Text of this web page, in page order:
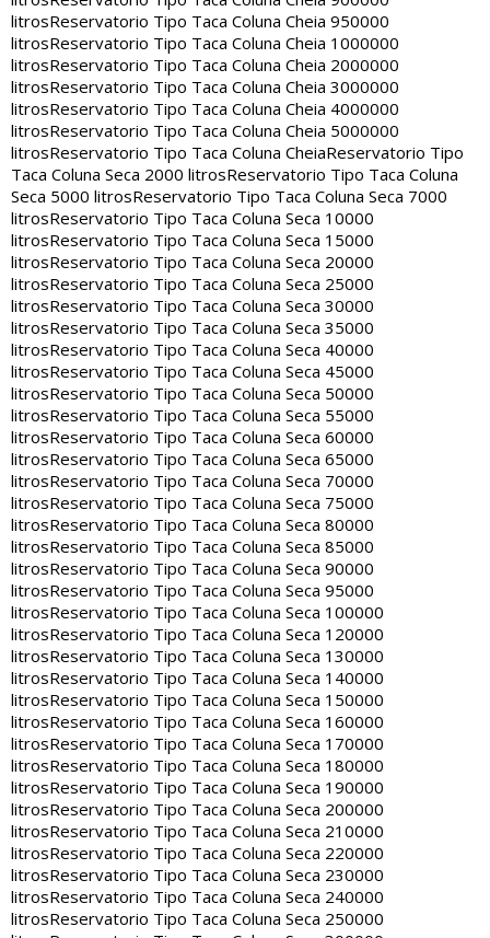
litrosReservatorio Tipo Taca Coluna Cheia 950000
litrosReservatorio Tipo Taca Coluna Cheia 1000000
litrosReservatorio Tipo Taca Coluna Cheia 2000000
litrosReservatorio Tipo Taca Coluna Cheia 3000000
litrosReservatorio Tipo Taca Coluna Cheia 4000000
litrosReservatorio Tipo Taca Coluna Cheia 5000000
litrosReservatorio Tipo Taca Coluna CheiaReservatorio Tipo
Taca Coluna Seca 2000 litrosReservatorio Tipo Taca Coluna
Seca 5000 litrosReservatorio Tipo Taca Coluna Seca 7000
litrosReservatorio Tipo Taca Coluna Seca 10000
litrosReservatorio Tipo Taca Coluna Seca 15000
litrosReservatorio Tipo Taca Coluna Seca 20000
litrosReservatorio Tipo Taca Coluna Seca 25000
litrosReservatorio Tipo Taca Coluna Seca 30000
litrosReservatorio Tipo Taca Coluna Seca 35000
litrosReservatorio Tipo Taca Coluna Seca 40000
litrosReservatorio Tipo Taca Coluna Seca 45000
litrosReservatorio Tipo Taca Coluna Seca 50000
litrosReservatorio Tipo Taca Coluna Seca 55000
litrosReservatorio Tipo Taca Coluna Seca 60000
litrosReservatorio Tipo Taca Coluna Seca 65000
litrosReservatorio Tipo Taca Coluna Seca 70000
litrosReservatorio Tipo Taca Coluna Seca 75000
litrosReservatorio Tipo Taca Coluna Seca 80000
litrosReservatorio Tipo Taca Coluna Seca 85000
litrosReservatorio Tipo Taca Coluna Seca 90000
litrosReservatorio Tipo Taca Coluna Seca 95000
litrosReservatorio Tipo Taca Coluna Seca 100000
litrosReservatorio Tipo Taca Coluna Seca 120000
litrosReservatorio Tipo Taca Coluna Seca 130000
litrosReservatorio Tipo Taca Coluna Seca 140000
litrosReservatorio Tipo Taca Coluna Seca 150000
litrosReservatorio Tipo Taca Coluna Seca 160000
litrosReservatorio Tipo Taca Coluna Seca 170000
litrosReservatorio Tipo Taca Coluna Seca 180000
litrosReservatorio Tipo Taca Coluna Seca 190000
litrosReservatorio Tipo Taca Coluna Seca 200000
litrosReservatorio Tipo Taca Coluna Seca 210000
litrosReservatorio Tipo Taca Coluna Seca 220000
litrosReservatorio Tipo Taca Coluna Seca 230000
litrosReservatorio Tipo Taca Coluna Seca 240000
litrosReservatorio Tipo Taca Coluna Seca 250000